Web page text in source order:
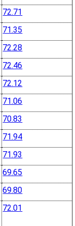
72.71
71.35
72.28
72.46
72.12
71.06
70.83
71.94
71.93
69.65
69.80
72.01